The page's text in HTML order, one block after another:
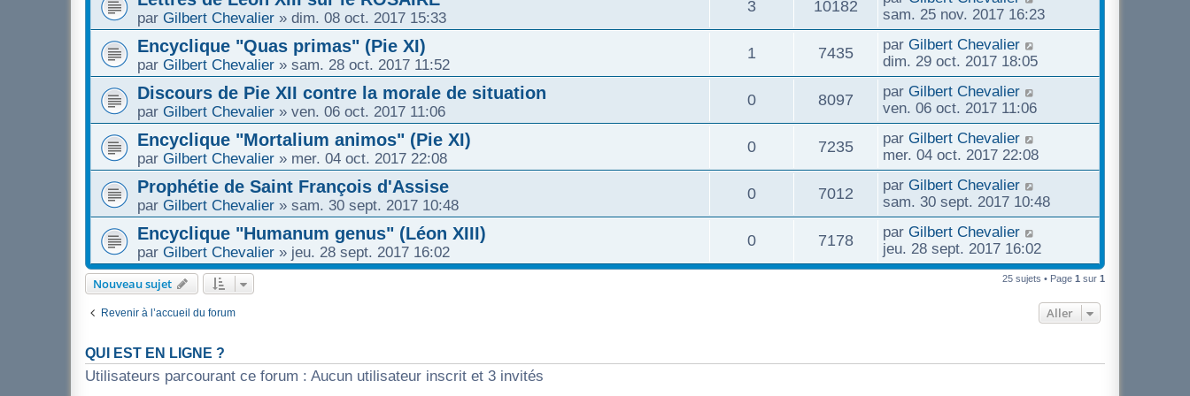
g
e
s
s
s
a
g
e
o
s
s
m
e
s
s
a
g
e
s
i
e
r
m
e
s
s
a
g
e
par Gilbert Chevalier » dim. 08 oct. 2017 15:33
3R
p
n
e
s
10182
e
e
r
n
i
e
r
m
s
s
a
g
e
sam. 25 nov. 2017 16:23
Encyclique "Quas primas" (Pie XI)
par Gilbert Chevalier » sam. 28 oct. 2017 11:52
1
p
n
e
7435V
e
D
e
r
n
i
e
r
m
s
s
a
g
e
par Gilbert Chevalier
dim. 29 oct. 2017 18:05
Discours de Pie XII contre la morale de situation
par Gilbert Chevalier » ven. 06 oct. 2017 11:06
0R
p
n
s
8097
e
D
e
r
n
i
e
r
m
s
s
a
par Gilbert Chevalier
ven. 06 oct. 2017 11:06
Encyclique "Mortalium animos" (Pie XI)
par Gilbert Chevalier » mer. 04 oct. 2017 22:08
0R
p
7235V
e
D
e
r
n
i
e
r
m
e
par Gilbert Chevalier
mer. 04 oct. 2017 22:08
Prophétie de Saint François d'Assise
par Gilbert Chevalier » sam. 30 sept. 2017 10:48
0R
p
s
7012
e
D
e
r
n
i
e
a
par Gilbert Chevalier
sam. 30 sept. 2017 10:48
Encyclique "Humanum genus" (Léon XIII)
par Gilbert Chevalier » jeu. 28 sept. 2017 16:02
0R
é
7178V
u
D
e
r
e
par Gilbert Chevalier
jeu. 28 sept. 2017 16:02
Nouveau sujet 25 sujets • Page 1 sur 1
Revenir à l’accueil du forum Aller
QUI EST EN LIGNE ?
Utilisateurs parcourant ce forum : Aucun utilisateur inscrit et 3 invités